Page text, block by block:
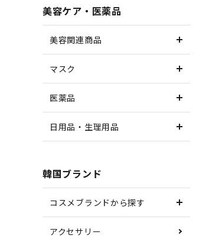
美容ケア・医薬品
美容関連商品
マスク
医薬品
日用品・生理用品
韓国ブランド
コスメブランドから探す
アクセサリー